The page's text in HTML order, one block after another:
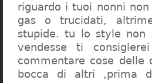
riguardo i tuoi nonni
gas o trucidati,
stupide. tu lo style non
vendesse ti
commentare cose delle
bocca di altri ,prima